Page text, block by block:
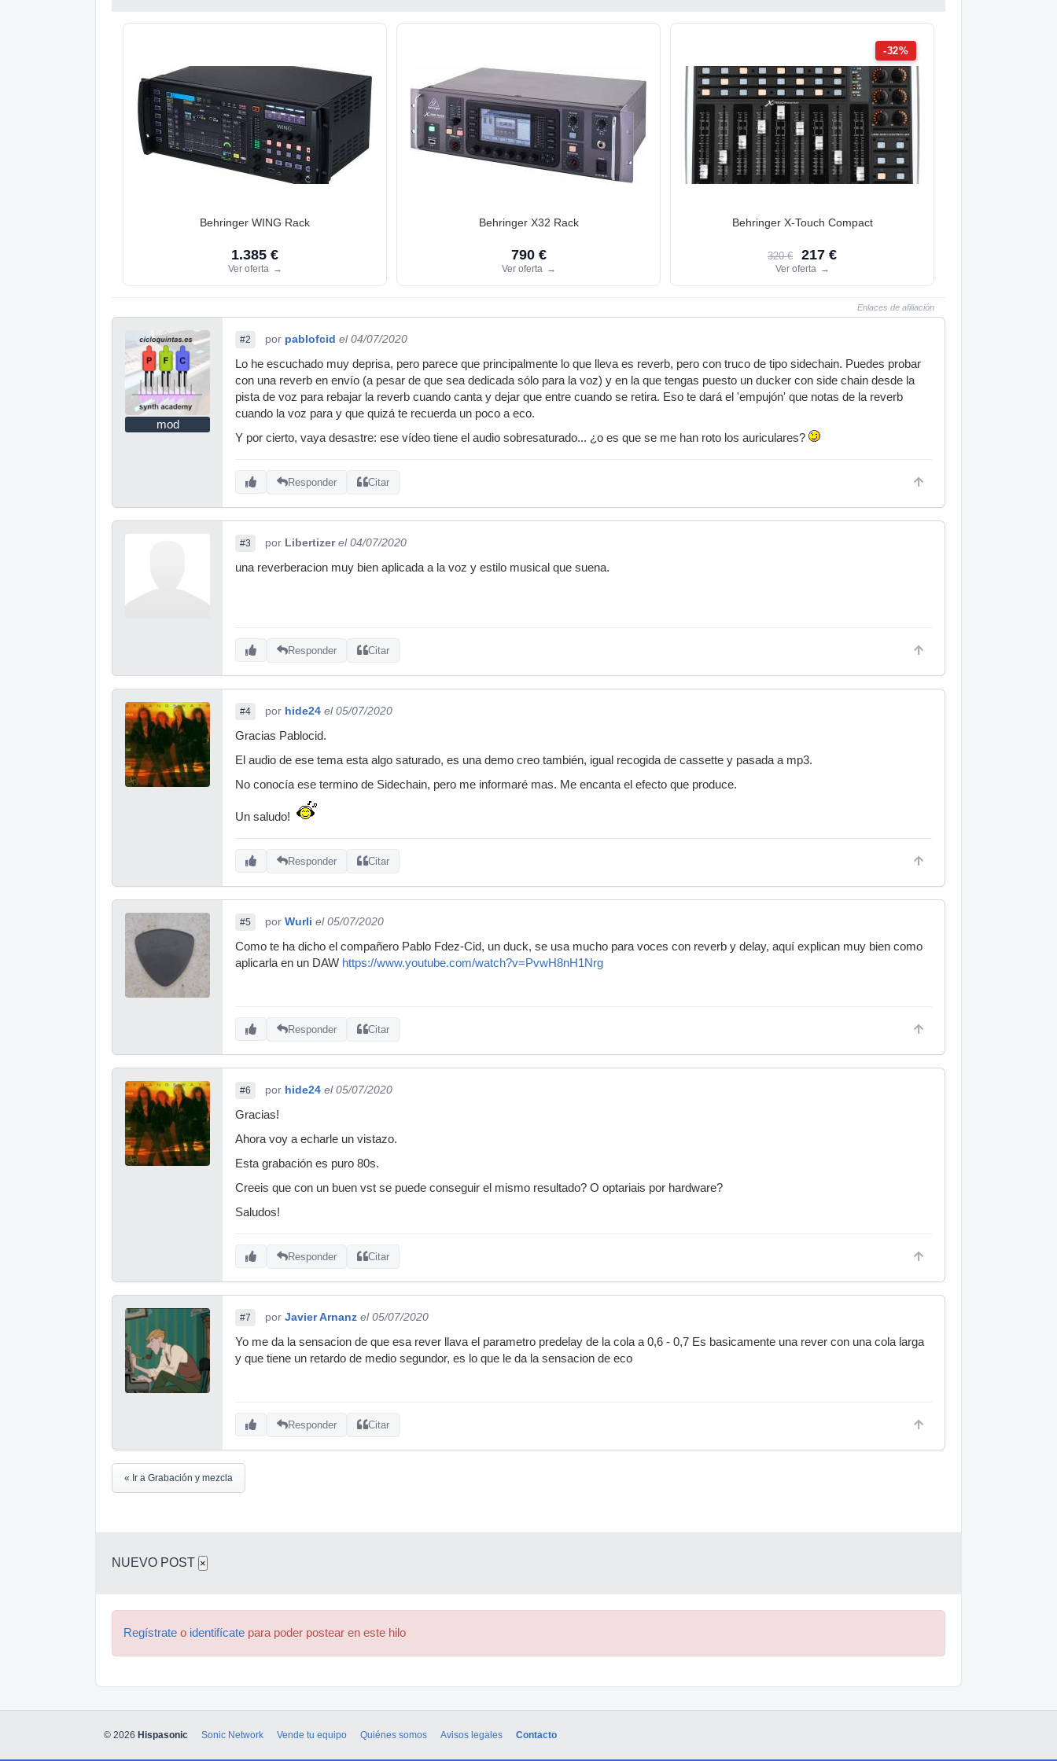
Behringer WING Rack
1.385 €
Ver oferta →
Behringer X32 Rack
790 €
Ver oferta →
-32%
Behringer X-Touch Compact
320 € 217 €
Ver oferta →
Enlaces de afiliación
mod
#2 por pablofcid el 04/07/2020
Lo he escuchado muy deprisa, pero parece que principalmente lo que lleva es reverb, pero con truco de tipo sidechain. Puedes probar
con una reverb en envío (a pesar de que sea dedicada sólo para la voz) y en la que tengas puesto un ducker con side chain desde la
pista de voz para rebajar la reverb cuando canta y dejar que entre cuando se retira. Eso te dará el 'empujón' que notas de la reverb
cuando la voz para y que quizá te recuerda un poco a eco.
Y por cierto, vaya desastre: ese vídeo tiene el audio sobresaturado... ¿o es que se me han roto los auriculares?
Responder Citar
#3 por Libertizer el 04/07/2020
una reverberacion muy bien aplicada a la voz y estilo musical que suena.
Responder Citar
#4 por hide24 el 05/07/2020
Gracias Pablocid.
El audio de ese tema esta algo saturado, es una demo creo también, igual recogida de cassette y pasada a mp3.
No conocía ese termino de Sidechain, pero me informaré mas. Me encanta el efecto que produce.
Un saludo!
Responder Citar
#5 por Wurli el 05/07/2020
Como te ha dicho el compañero Pablo Fdez-Cid, un duck, se usa mucho para voces con reverb y delay, aquí explican muy bien como
aplicarla en un DAW https://www.youtube.com/watch?v=PvwH8nH1Nrg
Responder Citar
#6 por hide24 el 05/07/2020
Gracias!
Ahora voy a echarle un vistazo.
Esta grabación es puro 80s.
Creeis que con un buen vst se puede conseguir el mismo resultado? O optariais por hardware?
Saludos!
Responder Citar
#7 por Javier Arnanz el 05/07/2020
Yo me da la sensacion de que esa rever llava el parametro predelay de la cola a 0,6 - 0,7 Es basicamente una rever con una cola larga
y que tiene un retardo de medio segundor, es lo que le da la sensacion de eco
Responder Citar
« Ir a Grabación y mezcla
NUEVO POST ×
Regístrate o identifícate para poder postear en este hilo
© 2026 Hispasonic Sonic Network Vende tu equipo Quiénes somos Avisos legales Contacto